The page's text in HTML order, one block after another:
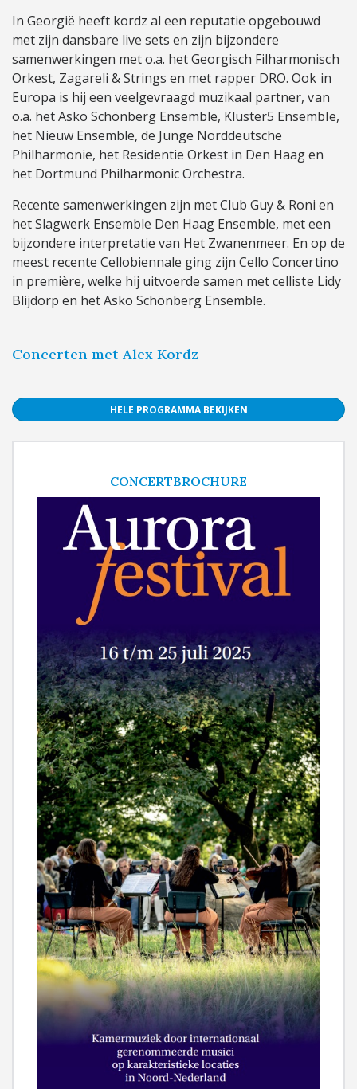
In Georgië heeft kordz al een reputatie opgebouwd
met zijn dansbare live sets en zijn bijzondere
samenwerkingen met o.a. het Georgisch Filharmonisch
Orkest, Zagareli & Strings en met rapper DRO. Ook in
Europa is hij een veelgevraagd muzikaal partner, van
o.a. het Asko Schönberg Ensemble, Kluster5 Ensemble,
het Nieuw Ensemble, de Junge Norddeutsche
Philharmonie, het Residentie Orkest in Den Haag en
het Dortmund Philharmonic Orchestra.
Recente samenwerkingen zijn met Club Guy & Roni en
het Slagwerk Ensemble Den Haag Ensemble, met een
bijzondere interpretatie van Het Zwanenmeer. En op de
meest recente Cellobiennale ging zijn Cello Concertino
in première, welke hij uitvoerde samen met celliste Lidy
Blijdorp en het Asko Schönberg Ensemble.
Concerten met Alex Kordz
HELE PROGRAMMA BEKIJKEN
CONCERTBROCHURE